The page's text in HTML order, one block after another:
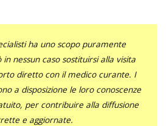
ha uno scopo puramente
nessun caso sostituirsi alla visita
diretto con il medico curante. I
a disposizione le loro conoscenze
per contribuire alla diffusione
e aggiornate.